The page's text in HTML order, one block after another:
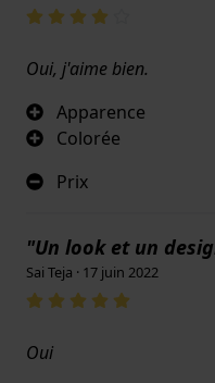
Oui, j'aime bien.
Apparence
Colorée
Prix
"Un look et un
Sai Teja · 17 juin 2022
Oui